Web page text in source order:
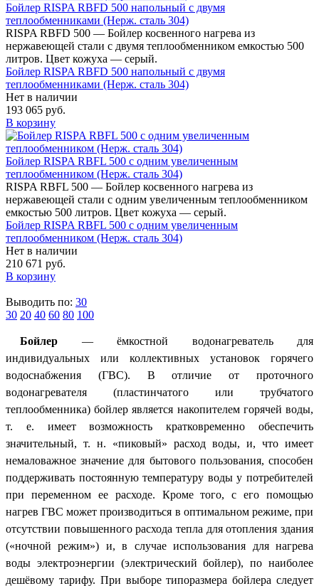
Бойлер RISPA RBFD 500 напольный c двумя
теплообменниками (Нерж. сталь 304)
RISPA RBFD 500 — Бойлер косвенного нагрева из
нержавеющей стали с двумя теплообменником емкостью 500
литров. Цвет кожуха — серый.
Бойлер RISPA RBFD 500 напольный c двумя
теплообменниками (Нерж. сталь 304)
Нет в наличии
193 065 руб.
В корзину
Бойлер RISPA RBFL 500 с одним увеличенным
теплообменником (Нерж. сталь 304)
RISPA RBFL 500 — Бойлер косвенного нагрева из
нержавеющей стали с одним увеличенным теплообменником
емкостью 500 литров. Цвет кожуха — серый.
Бойлер RISPA RBFL 500 с одним увеличенным
теплообменником (Нерж. сталь 304)
Нет в наличии
210 671 руб.
В корзину
Выводить по: 30
30 20 40 60 80 100
Бойлер — ёмкостной водонагреватель для
индивидуальных или коллективных установок горячего
водоснабжения (ГВС). В отличие от проточного
водонагревателя (пластинчатого или трубчатого
теплообменника) бойлер является накопителем горячей воды,
т. е. имеет возможность кратковременно обеспечить
значительный, т. н. «пиковый» расход воды, и, что имеет
немаловажное значение для бытового пользования, способен
поддерживать постоянную температуру воды у потребителей
при переменном ее расходе. Кроме того, с его помощью
нагрев ГВС может производиться в оптимальном режиме, при
отсутствии повышенного расхода тепла для отопления здания
(«ночной режим») и, в случае использования для нагрева
воды электроэнергии (электрический бойлер), по наиболее
дешёвому тарифу. При выборе типоразмера бойлера следует